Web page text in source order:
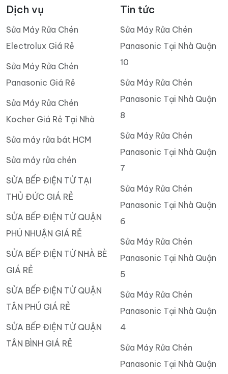
Dịch vụ
Sửa Máy Rửa Chén
Electrolux Giá Rẻ
Sửa Máy Rửa Chén
Panasonic Giá Rẻ
Sửa Máy Rửa Chén
Kocher Giá Rẻ Tại Nhà
Sửa máy rửa bát HCM
Sửa máy rửa chén
SỬA BẾP ĐIỆN TỪ TẠI
THỦ ĐỨC GIÁ RẺ
SỬA BẾP ĐIỆN TỪ QUẬN
PHÚ NHUẬN GIÁ RẺ
SỬA BẾP ĐIỆN TỪ NHÀ BÈ
GIÁ RẺ
SỬA BẾP ĐIỆN TỪ QUẬN
TÂN PHÚ GIÁ RẺ
SỬA BẾP ĐIỆN TỪ QUẬN
TÂN BÌNH GIÁ RẺ
Tin tức
Sửa Máy Rửa Chén
Panasonic Tại Nhà Quận
10
Sửa Máy Rửa Chén
Panasonic Tại Nhà Quận
8
Sửa Máy Rửa Chén
Panasonic Tại Nhà Quận
7
Sửa Máy Rửa Chén
Panasonic Tại Nhà Quận
6
Sửa Máy Rửa Chén
Panasonic Tại Nhà Quận
5
Sửa Máy Rửa Chén
Panasonic Tại Nhà Quận
4
Sửa Máy Rửa Chén
Panasonic Tại Nhà Quận